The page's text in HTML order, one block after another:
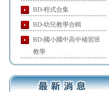
BD-程式合集
BD-幼兒教學合輯
BD-國小國中高中補習班
教學